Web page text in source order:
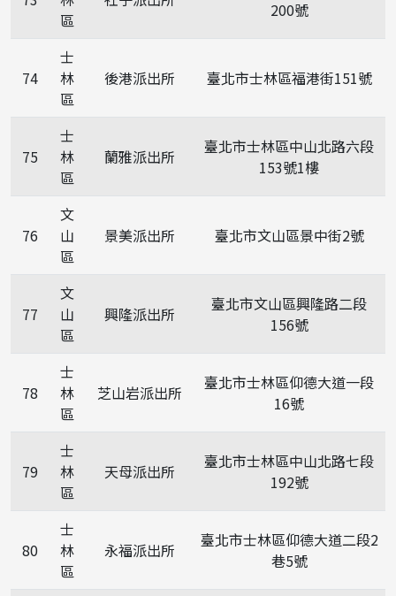
區
200號
74
士
林
區
後港派出所 臺北市士林區福港街151號
75
士
林
區
蘭雅派出所
臺北市士林區中山北路六段
153號1樓
76
文
山
區
景美派出所 臺北市文山區景中街2號
77
文
山
區
興隆派出所
臺北市文山區興隆路二段
156號
78
士
林
區
芝山岩派出所
臺北市士林區仰德大道一段
16號
79
士
林
區
天母派出所
臺北市士林區中山北路七段
192號
80
士
林
區
永福派出所
臺北市士林區仰德大道二段2
巷5號